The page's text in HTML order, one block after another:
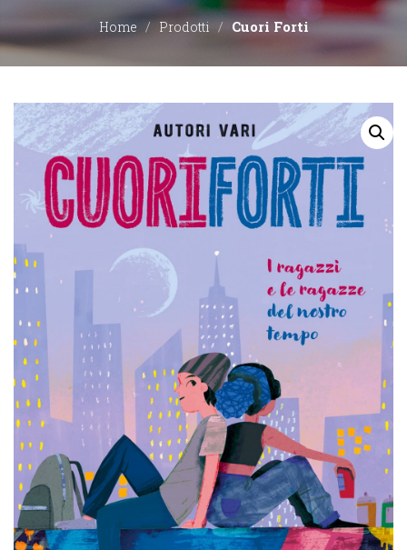
EDITORI
LIBRERIE
Home Prodotti Cuori Forti